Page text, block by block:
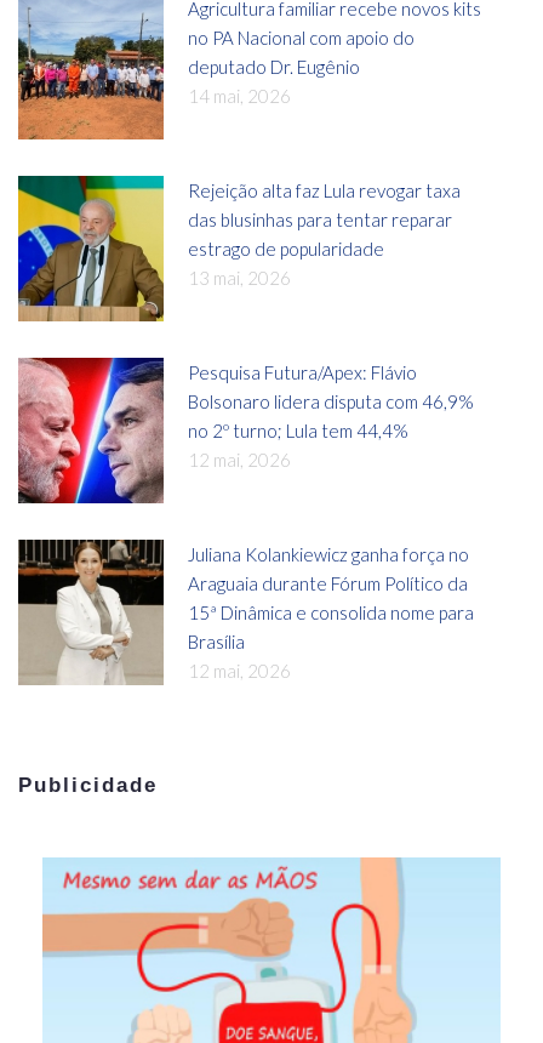
Agricultura familiar recebe novos kits
no PA Nacional com apoio do
deputado Dr. Eugênio
14 mai, 2026
Rejeição alta faz Lula revogar taxa
das blusinhas para tentar reparar
estrago de popularidade
13 mai, 2026
Pesquisa Futura/Apex: Flávio
Bolsonaro lidera disputa com 46,9%
no 2º turno; Lula tem 44,4%
12 mai, 2026
Juliana Kolankiewicz ganha força no
Araguaia durante Fórum Político da
15ª Dinâmica e consolida nome para
Brasília
12 mai, 2026
Publicidade